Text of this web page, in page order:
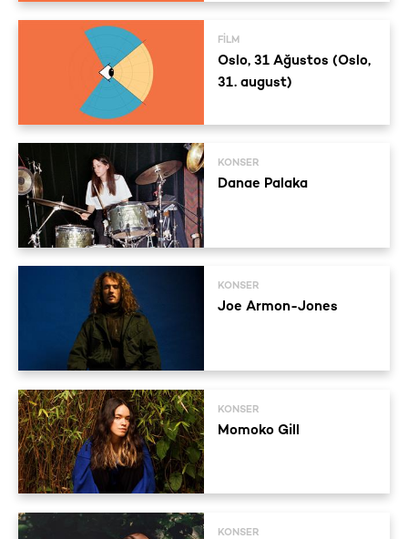
FILM
Oslo, 31 Ağustos (Oslo,
31. august)
KONSER
Danae Palaka
KONSER
Joe Armon-Jones
KONSER
Momoko Gill
KONSER